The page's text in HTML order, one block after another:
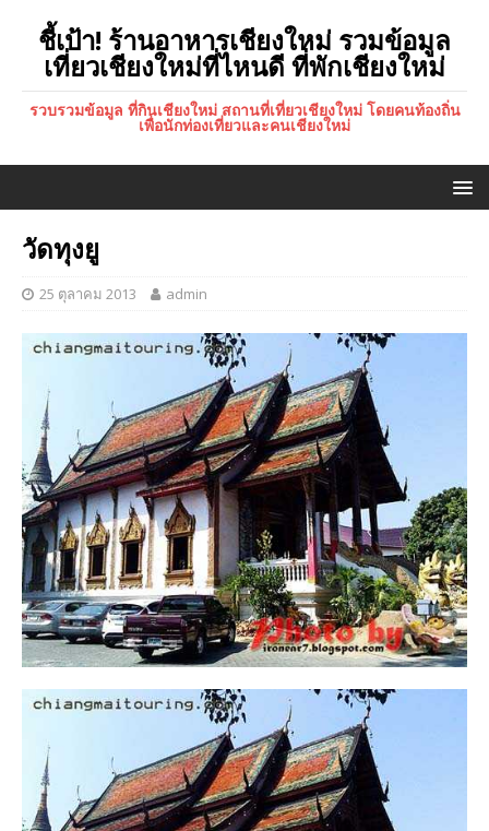
ชี้เป้า! ร้านอาหารเชียงใหม่ รวมข้อมูล
เที่ยวเชียงใหม่ที่ไหนดี ที่พักเชียงใหม่
รวบรวมข้อมูล ที่กินเชียงใหม่ สถานที่เที่ยวเชียงใหม่ โดยคนท้องถิ่น
เพื่อนักท่องเที่ยวและคนเชียงใหม่
วัดทุงยู
25 ตุลาคม 2013 admin